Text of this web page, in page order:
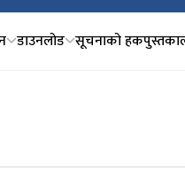
डाउनलोड सूचनाको हक